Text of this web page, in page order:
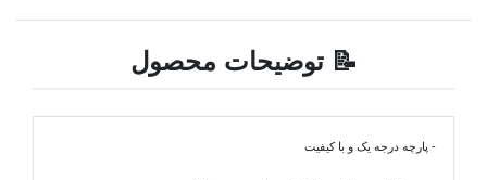
📝 توضیحات محصول
- پارچه درجه یک و با کیفیت